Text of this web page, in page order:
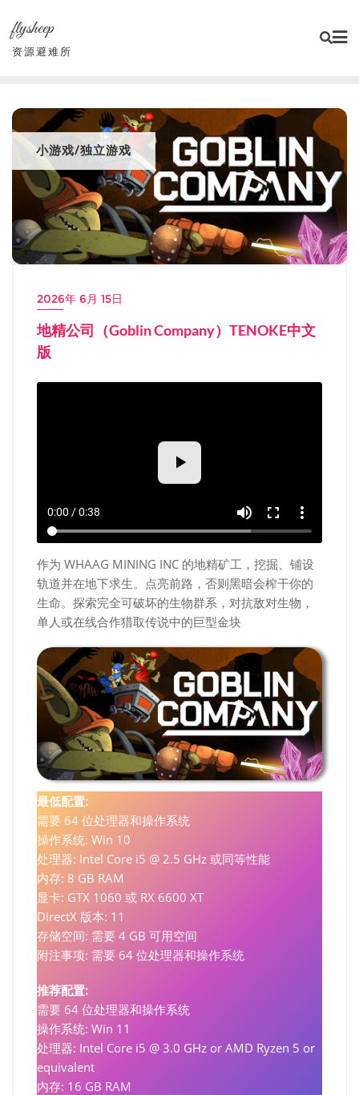
content
flysheep
资源避难所
小游戏/独立游戏
2026年 6月 15日
地精公司‌（Goblin Company）TENOKE中文
版
0:00 / 0:38 volume_up fullscreen more_vert
作为 WHAAG MINING INC 的地精矿工，挖掘、铺设
轨道并在地下求生。点亮前路，否则黑暗会榨干你的
生命。探索完全可破坏的生物群系，对抗敌对生物，
单人或在线合作猎取传说中的巨型金块
最低配置:
需要 64 位处理器和操作系统
操作系统: Win 10
处理器: Intel Core i5 @ 2.5 GHz 或同等性能
内存: 8 GB RAM
显卡: GTX 1060 或 RX 6600 XT
DirectX 版本: 11
存储空间: 需要 4 GB 可用空间
附注事项: 需要 64 位处理器和操作系统
推荐配置:
需要 64 位处理器和操作系统
操作系统: Win 11
处理器: Intel Core i5 @ 3.0 GHz or AMD Ryzen 5 or
equivalent
内存: 16 GB RAM